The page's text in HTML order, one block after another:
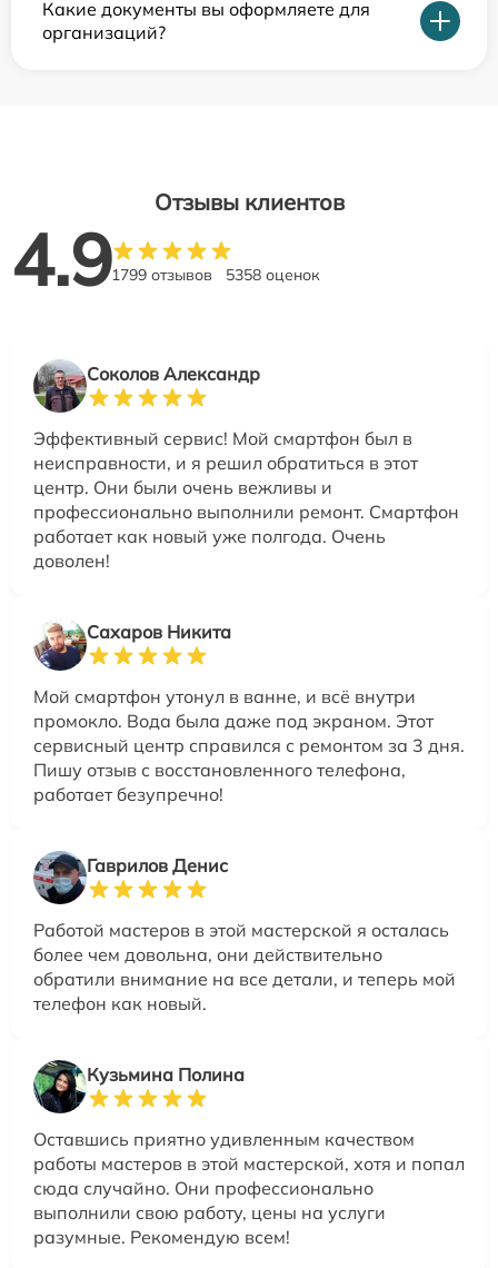
Какие документы вы оформляете для
организаций?
Отзывы клиентов
4.91799 отзывов 5358 оценок
Соколов Александр
Эффективный сервис! Мой смартфон был в
неисправности, и я решил обратиться в этот
центр. Они были очень вежливы и
профессионально выполнили ремонт. Смартфон
работает как новый уже полгода. Очень
доволен!
Сахаров Никита
Мой смартфон утонул в ванне, и всё внутри
промокло. Вода была даже под экраном. Этот
сервисный центр справился с ремонтом за 3 дня.
Пишу отзыв с восстановленного телефона,
работает безупречно!
Гаврилов Денис
Работой мастеров в этой мастерской я осталась
более чем довольна, они действительно
обратили внимание на все детали, и теперь мой
телефон как новый.
Кузьмина Полина
Оставшись приятно удивленным качеством
работы мастеров в этой мастерской, хотя и попал
сюда случайно. Они профессионально
выполнили свою работу, цены на услуги
разумные. Рекомендую всем!